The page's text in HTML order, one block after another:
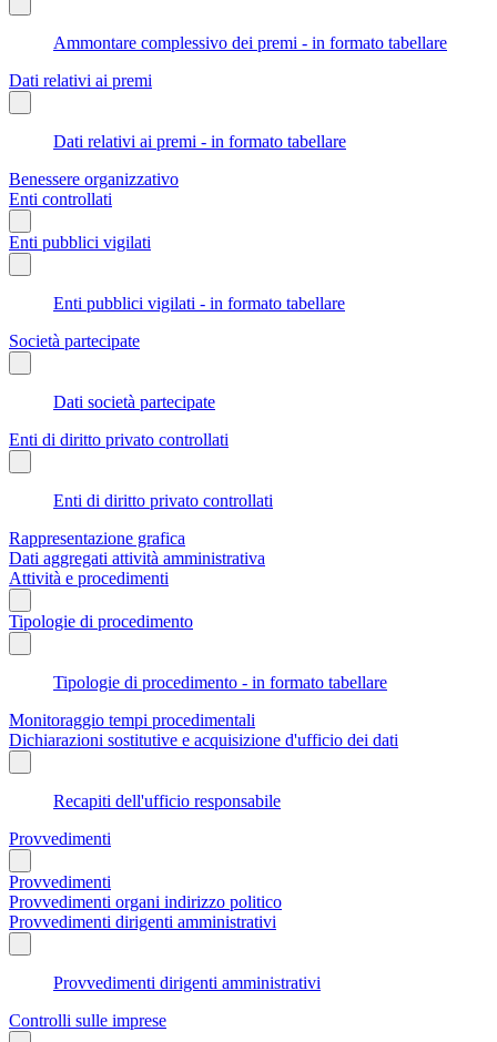
Ammontare complessivo dei premi - in formato tabellare
Dati relativi ai premi
Dati relativi ai premi - in formato tabellare
Benessere organizzativo
Enti controllati
Enti pubblici vigilati
Enti pubblici vigilati - in formato tabellare
Società partecipate
Dati società partecipate
Enti di diritto privato controllati
Enti di diritto privato controllati
Rappresentazione grafica
Dati aggregati attività amministrativa
Attività e procedimenti
Tipologie di procedimento
Tipologie di procedimento - in formato tabellare
Monitoraggio tempi procedimentali
Dichiarazioni sostitutive e acquisizione d'ufficio dei dati
Recapiti dell'ufficio responsabile
Provvedimenti
Provvedimenti
Provvedimenti organi indirizzo politico
Provvedimenti dirigenti amministrativi
Provvedimenti dirigenti amministrativi
Controlli sulle imprese